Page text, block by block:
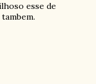
esse de